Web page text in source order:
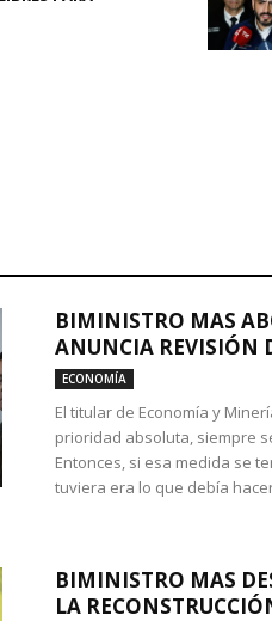
BIMINISTRO MAS
ANUNCIA REVISIÓN
ECONOMÍA
El titular de Economía y
prioridad absoluta, siempre
Entonces, si esa medida se
tuviera era lo que debía
BIMINISTRO MAS
LA